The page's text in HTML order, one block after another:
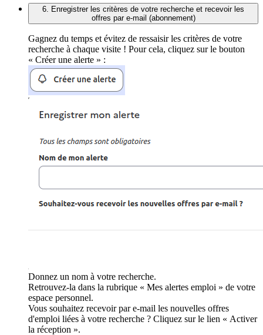
6. Enregistrer les critères de votre recherche et recevoir les
offres par e-mail (abonnement)
Gagnez du temps et évitez de ressaisir les critères de votre
recherche à chaque visite ! Pour cela, cliquez sur le bouton
« Créer une alerte » :
Donnez un nom à votre recherche.
Retrouvez-la dans la rubrique « Mes alertes emploi » de votre
espace personnel.
Vous souhaitez recevoir par e-mail les nouvelles offres
d'emploi liées à votre recherche ? Cliquez sur le lien « Activer
la réception ».